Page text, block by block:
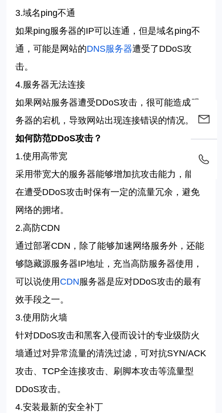
3.域名 ping不通
如果ping服务器的IP可以连通，但是域名 ping不
通，可能是网站的DNS服务器遭受了DDoS攻
击。
4.服务器无法连接
如果网站服务器遭受DDoS攻击，很可能造成服
务器的宕机，导致网站出现连接错误的情况。
如何防范DDoS攻击？
1.使用高带宽
采用带宽大的服务器能够增加抗攻击能力，能够
在遭受DDoS攻击时保有一定的流量冗余，避免
网络的拥堵。
2.高防CDN
通过部署CDN ，除了能够加速网络服务外，还能
够隐藏源服务器IP地址，充当高防服务器使用，
可以说使用 CDN服务器是应对DDoS攻击的最有
效手段之一。
3.使用防火墙
针对DDoS攻击和黑客入侵而设计的专业级防火
墙通过对异常流量的清洗过滤，可对抗SYN/ACK
攻击、TCP全连接攻击、刷脚本攻击等流量型
DDoS攻击。
4.安装最新的安全补丁